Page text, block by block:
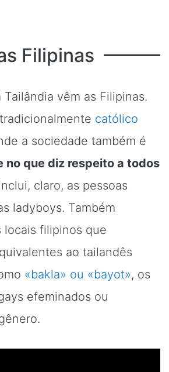
Filipinas
Tailândia vêm as Filipinas.
católico
a sociedade também é
no que diz respeito a todos
claro, as pessoas
ladyboys. Também
locais filipinos que
ao tailandês
«bakla» ou «bayot», os
efeminados ou